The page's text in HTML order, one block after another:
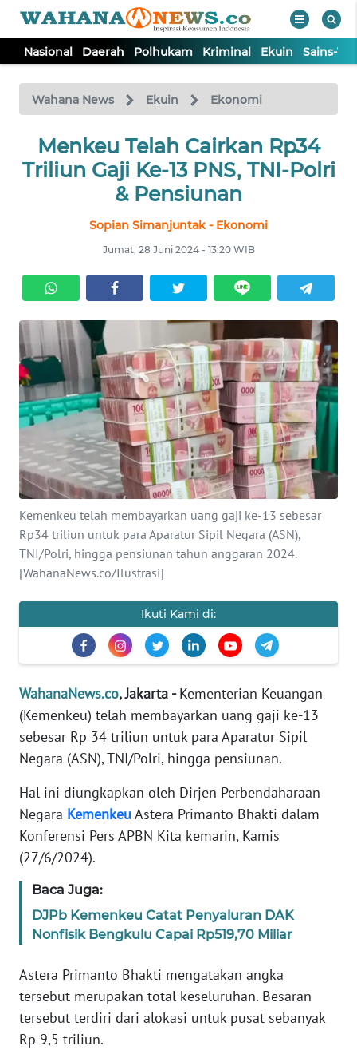
Nasional Daerah Polhukam Kriminal Ekuin Sains-
Wahana News Ekuin Ekonomi
Menkeu Telah Cairkan Rp34
Triliun Gaji Ke-13 PNS, TNI-Polri
& Pensiunan
Sopian Simanjuntak - Ekonomi
Jumat, 28 Juni 2024 - 13:20 WIB
Kemenkeu telah membayarkan uang gaji ke-13 sebesar
Rp34 triliun untuk para Aparatur Sipil Negara (ASN),
TNI/Polri, hingga pensiunan tahun anggaran 2024.
[WahanaNews.co/Ilustrasi]
Ikuti Kami di:
WahanaNews.co, Jakarta -Kementerian Keuangan
(Kemenkeu) telah membayarkan uang gaji ke-13
sebesar Rp 34 triliun untuk para Aparatur Sipil
Negara (ASN), TNI/Polri, hingga pensiunan.
Hal ini diungkapkan oleh Dirjen Perbendaharaan
Negara KemenkeuAstera Primanto Bhakti dalam
Konferensi Pers APBN Kita kemarin, Kamis
(27/6/2024).
Baca Juga:
DJPb Kemenkeu Catat Penyaluran DAK
Nonfisik Bengkulu Capai Rp519,70 Miliar
Astera Primanto Bhakti mengatakan angka
tersebut merupakan total keseluruhan. Besaran
tersebut terdiri dari alokasi untuk pusat sebanyak
Rp 9,5 triliun.
TV
Tutup
NASIONAL
KRIMINAL
EKUIN
SAINS-TEKNO
KESEHATAN
INTERNASIONAL
SERBA-SERBI
PENDIDIKAN
Informasi
INDEKS
KONTAK
KAMI
IKLAN
TENTANG
PEDOMAN
MEDIA
SIBER